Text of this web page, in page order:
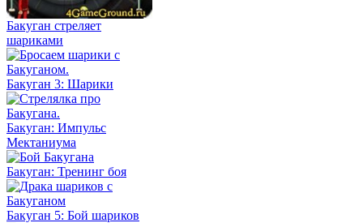
Бакуган стреляет
шариками
Бакуган 3: Шарики
Бакуган: Импульс
Мектаниума
Бакуган: Тренинг боя
Бакуган 5: Бой шариков